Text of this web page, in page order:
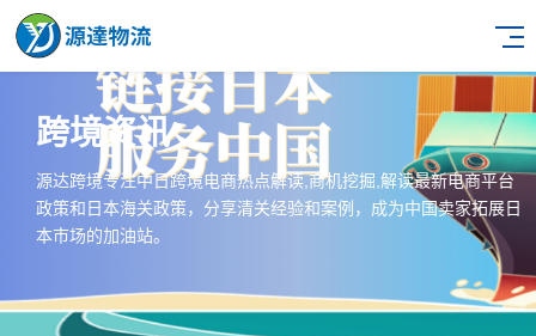
跨境资讯
源达跨境专注中日跨境电商热点解读,商机挖掘,解读最新电商平台
政策和日本海关政策，分享清关经验和案例，成为中国卖家拓展日
本市场的加油站。